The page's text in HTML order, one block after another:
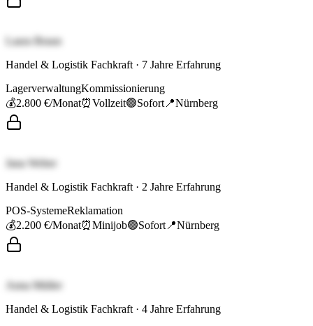
Laura Braun
Handel & Logistik Fachkraft · 7 Jahre Erfahrung
LagerverwaltungKommissionierung
💰2.800 €/Monat⏰Vollzeit🟢Sofort 📍Nürnberg
Jana Weber
Handel & Logistik Fachkraft · 2 Jahre Erfahrung
POS-SystemeReklamation
💰2.200 €/Monat⏰Minijob🟢Sofort 📍Nürnberg
Anna Müller
Handel & Logistik Fachkraft · 4 Jahre Erfahrung